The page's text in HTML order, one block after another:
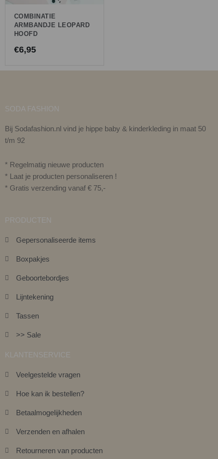
COMBINATIE
ARMBANDJE LEOPARD
HOOFD
€6,95
SODA FASHION
Bij Sodafashion.nl vind je hippe baby & kinderkleding in maat 50
t/m 92
* Regelmatig nieuwe producten
* Laat je producten personaliseren !
* Gratis verzending vanaf € 75,-
PRODUCTEN
Gepersonaliseerde items
Boxpakjes
Geboortebordjes
Lijntekening
Tassen
>> Sale
KLANTENSERVICE
Veelgestelde vragen
Hoe kan ik bestellen?
Betaalmogelijkheden
Verzenden en afhalen
Retourneren van producten